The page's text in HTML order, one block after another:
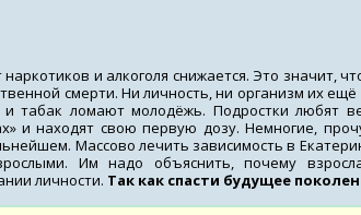
и алкоголя снижается. Это значит,
смерти. Ни личность, ни организм их
табак ломают молодёжь. Подростки любят
и находят свою первую дозу. Немногие,
Массово лечить зависимость в
Им надо объяснить, почему
личности. Так как спасти будущее